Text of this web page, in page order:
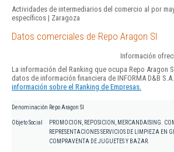
Actividades de intermediarios del comercio al por
específicos | Zaragoza
Datos comerciales de Repo Aragon Sl
Información
La información del Ranking que ocupa Repo Aragon
datos de información financiera de INFORMA D&B
información sobre el Ranking de Empresas.
Denominación Repo Aragon Sl
Objeto Social
PROMOCION, REPOSICION, MERCANDAISING.
REPRESENTACIONES SERVICIOS DE LIMPIEZA EN
COMPRAVENTA DE JUGUETES Y BAZAR.